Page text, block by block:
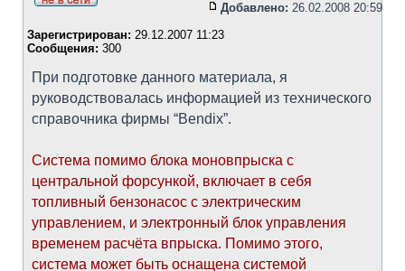
Добавлено: 26.02.2008 20:59
Зарегистрирован: 29.12.2007 11:23
Сообщения: 300
При подготовке данного материала, я
руководствовалась информацией из технического
справочника фирмы “Bendix”.
Система помимо блока моновпрыска с
центральной форсункой, включает в себя
топливный бензонасос с электрическим
управлением, и электронный блок управления
временем расчёта впрыска. Помимо этого,
система может быть оснащена системой